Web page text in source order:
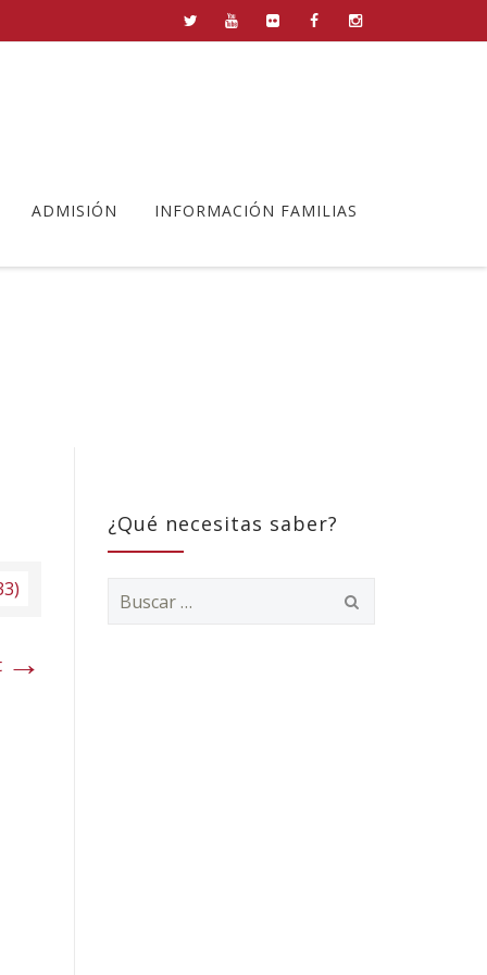
ADMISIÓN INFORMACIÓN FAMILIAS
→
¿Qué necesitas saber?